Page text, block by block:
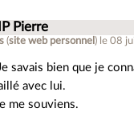
Pierre
(site web personnel ) le 08
savais bien que je
avec lui.
me souviens.